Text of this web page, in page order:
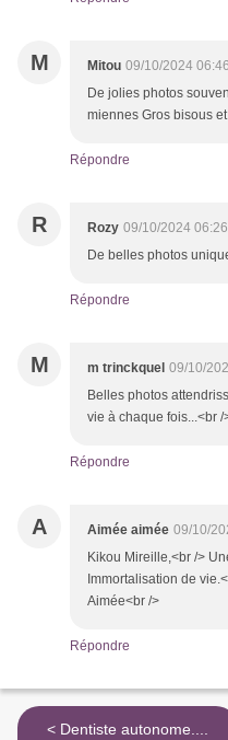
M Mitou 09/10/2024 06:46
De jolies photos
miennes Gros bisous
Répondre
R Rozy 09/10/2024 06:26
De belles photos
Répondre
M m trinckquel 09/10/
Belles photos
vie à chaque fois...<br
Répondre
A Aimée aimée 09/10/
Kikou Mireille,<br />
Immortalisation de
Aimée<br />
Répondre
< Dentiste autonome....